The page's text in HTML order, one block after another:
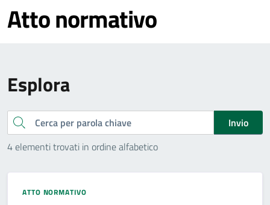
Atto normativo
Esplora
Cerca
Invio
4 elementi trovati in ordine alfabetico
ATTO NORMATIVO